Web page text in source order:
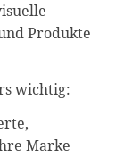
Produkte
wichtig:
Marke